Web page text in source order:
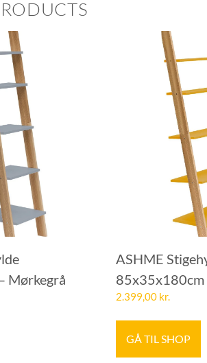
Mørkegrå
ASHME
85x35x180cm
2.399,00 kr.
GÅ TIL SHOP